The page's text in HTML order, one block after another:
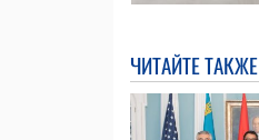
ЧИТАЙТЕ ТАКЖЕ